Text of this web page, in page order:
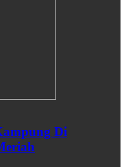
Di